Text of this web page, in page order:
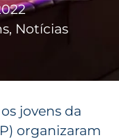
, Notícias
jovens da
organizaram